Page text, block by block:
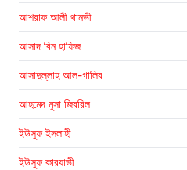
আশরাফ আলী থানভী
আসাদ বিন হাফিজ
আসাদুল্লাহ আল-গালিব
আহমেদ মুসা জিবরিল
ইউসুফ ইসলাহী
ইউসুফ কারযাভী